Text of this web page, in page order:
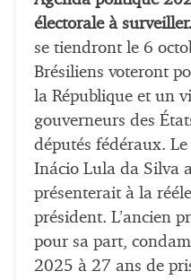
électorale à surveiller.
se tiendront le 6
Brésiliens voteront
la République et un
gouverneurs des
députés fédéraux.
Inácio Lula da Silva
présenterait à la
président. L’ancien
pour sa part,
2025 à 27 ans de